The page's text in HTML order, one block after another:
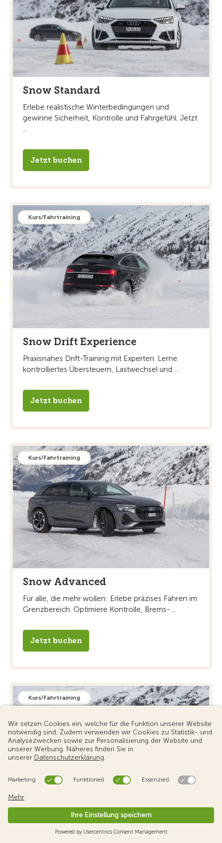
Snow Standard
Erlebe realistische Winterbedingungen und
gewinne Sicherheit, Kontrolle und Fahrgefühl. Jetzt
...
Jetzt buchen
Kurs/Fahrtraining
Snow Drift Experience
Praxisnahes Drift-Training mit Experten. Lerne
kontrolliertes Übersteuern, Lastwechsel und ...
Jetzt buchen
Kurs/Fahrtraining
Snow Advanced
Für alle, die mehr wollen: Erlebe präzises Fahren im
Grenzbereich. Optimiere Kontrolle, Brems- ...
Jetzt buchen
Kurs/Fahrtraining
2-Phasen-Ausbildung Schnee &